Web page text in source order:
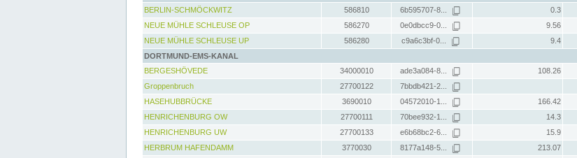
BERLIN-SCHMÖCKWITZ
586810 6b595707-8... 0.3
NEUE MÜHLE SCHLEUSE OP
586270 0e0dbcc9-0... 9.56
NEUE MÜHLE SCHLEUSE UP
586280 c9a6c3bf-0... 9.4
DORTMUND-EMS-KANAL
BERGESHÖVEDE
34000010 ade3a084-8... 108.26
Groppenbruch
27700122 7bbdb421-2...
HASEHUBBRÜCKE
3690010 04572010-1... 166.42
HENRICHENBURG OW
27700111 70bee932-1... 14.3
HENRICHENBURG UW
27700133 e6b68bc2-6... 15.9
HERBRUM HAFENDAMM
3770030 8177a148-5... 213.07